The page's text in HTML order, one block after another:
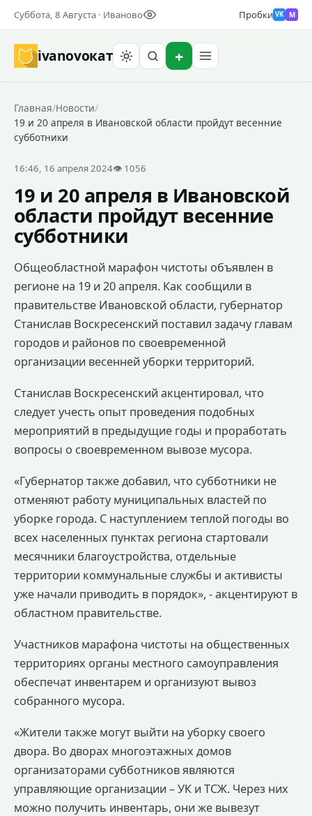
Суббота, 8 Августа · Иваново Пробки VK M
ivanovoкат
Главная/Новости/
19 и 20 апреля в Ивановской области пройдут весенние
субботники
16:46, 16 апреля 2024👁 1056
19 и 20 апреля в Ивановской
области пройдут весенние
субботники
Общеобластной марафон чистоты объявлен в
регионе на 19 и 20 апреля. Как сообщили в
правительстве Ивановской области, губернатор
Станислав Воскресенский поставил задачу главам
городов и районов по своевременной
организации весенней уборки территорий.
Станислав Воскресенский акцентировал, что
следует учесть опыт проведения подобных
мероприятий в предыдущие годы и проработать
вопросы о своевременном вывозе мусора.
«Губернатор также добавил, что субботники не
отменяют работу муниципальных властей по
уборке города. С наступлением теплой погоды во
всех населенных пунктах региона стартовали
месячники благоустройства, отдельные
территории коммунальные службы и активисты
уже начали приводить в порядок», - акцентируют в
областном правительстве.
Участников марафона чистоты на общественных
территориях органы местного самоуправления
обеспечат инвентарем и организуют вывоз
собранного мусора.
«Жители также могут выйти на уборку своего
двора. Во дворах многоэтажных домов
организаторами субботников являются
управляющие организации – УК и ТСЖ. Через них
можно получить инвентарь, они же вывезут